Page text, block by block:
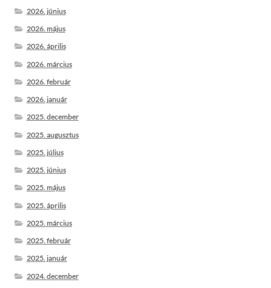
2026. június
2026. május
2026. április
2026. március
2026. február
2026. január
2025. december
2025. augusztus
2025. július
2025. június
2025. május
2025. április
2025. március
2025. február
2025. január
2024. december